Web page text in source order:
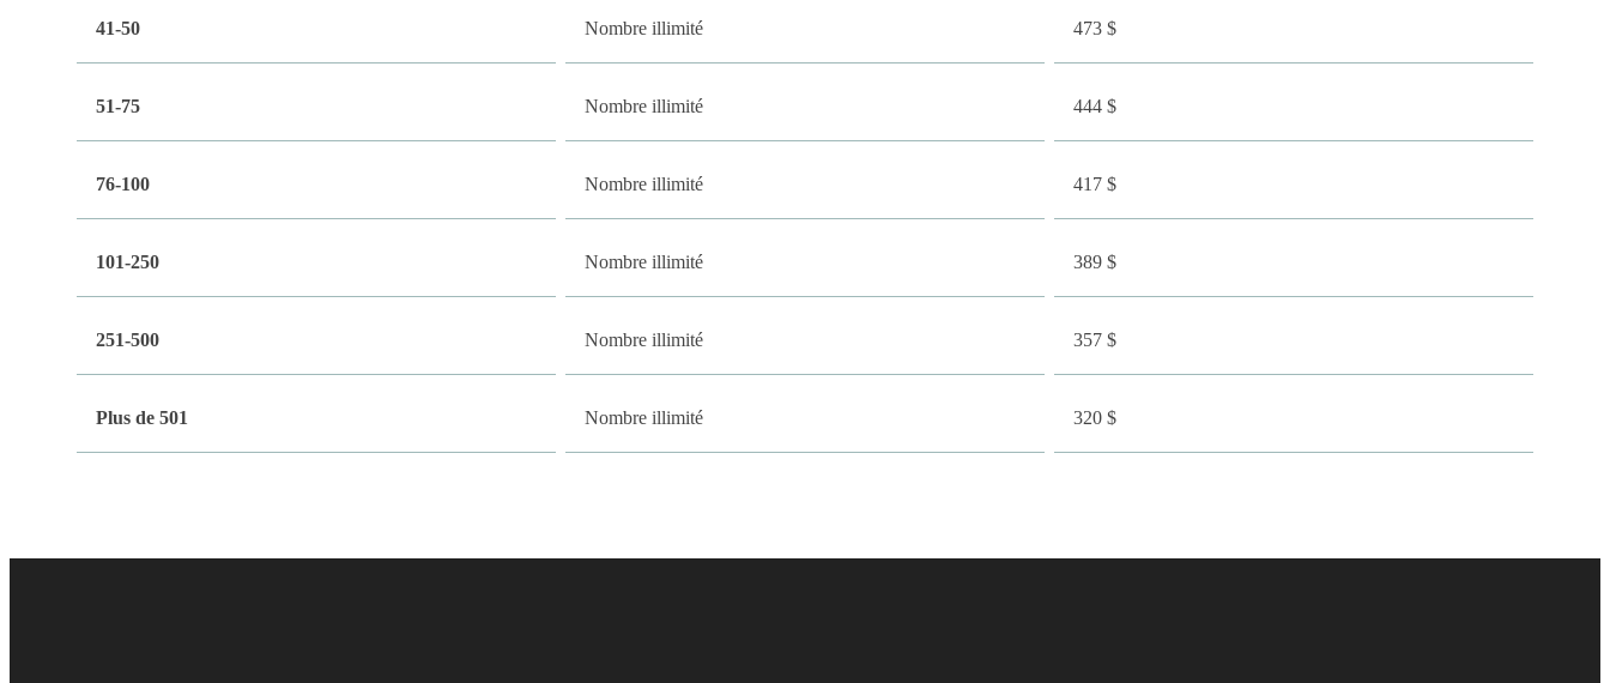
41-50 Nombre illimité 473 $
51-75 Nombre illimité 444 $
76-100 Nombre illimité 417 $
101-250 Nombre illimité 389 $
251-500 Nombre illimité 357 $
Plus de 501 Nombre illimité 320 $